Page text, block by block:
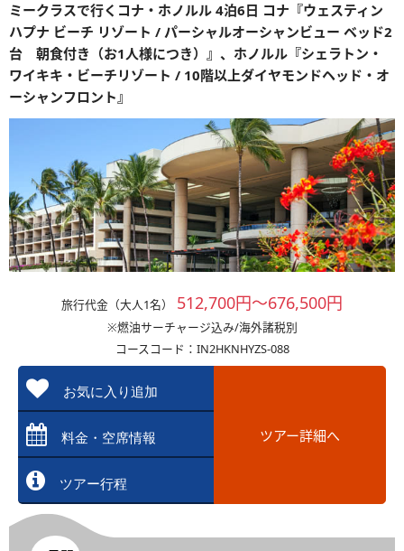
ミークラスで行くコナ・ホノルル 4泊6日 コナ『ウェスティン
ハプナ ビーチ リゾート / パーシャルオーシャンビュー ベッド2
台 朝食付き（お1人様につき）』、ホノルル『シェラトン・
ワイキキ・ビーチリゾート / 10階以上ダイヤモンドヘッド・オ
ーシャンフロント』
旅行代金（大人1名） 512,700円～676,500円
※燃油サーチャージ込み/海外諸税別
コースコード：IN2HKNHYZS-088
お気に入り追加
料金・空席情報
ツアー行程
ツアー詳細へ